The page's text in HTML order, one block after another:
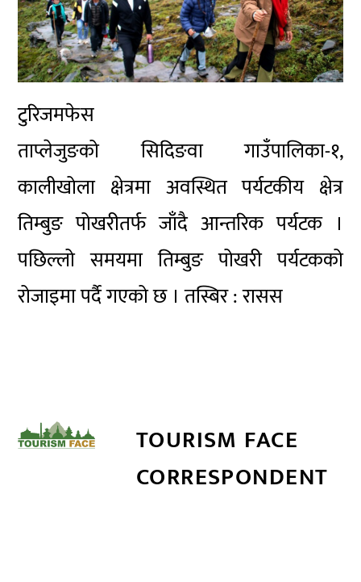
टुरिजमफेस
ताप्लेजुङको सिदिङवा गाउँपालिका-१,
कालीखोला क्षेत्रमा अवस्थित पर्यटकीय क्षेत्र
तिम्बुङ पोखरीतर्फ जाँदै आन्तरिक पर्यटक ।
पछिल्लो समयमा तिम्बुङ पोखरी पर्यटकको
रोजाइमा पर्दै गएको छ । तस्बिर : रासस
TOURISM FACE
CORRESPONDENT